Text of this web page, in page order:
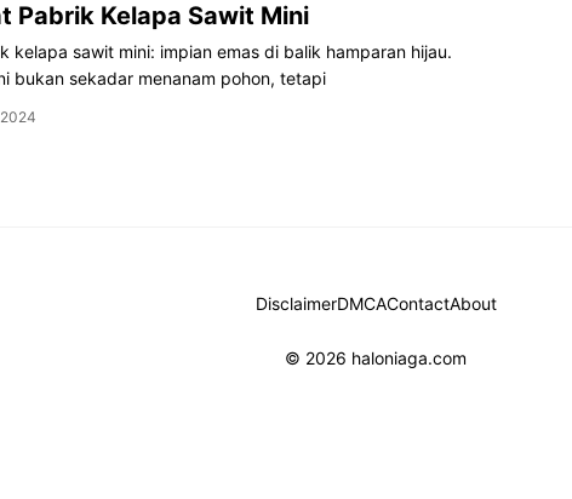
Pabrik Kelapa Sawit Mini
kelapa sawit mini: impian emas di balik hamparan hijau.
bukan sekadar menanam pohon, tetapi
DisclaimerDMCAContactAbout
© 2026 haloniaga.com